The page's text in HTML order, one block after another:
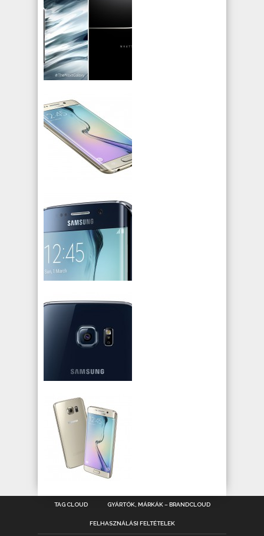
TAG CLOUD GYÁRTÓK, MÁRKÁK – BRANDCLOUD
FELHASZNÁLÁSI FELTÉTELEK